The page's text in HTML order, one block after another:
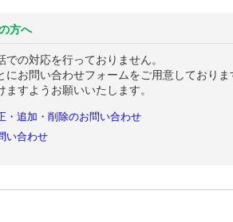
方へ
での対応を行っておりません。
にお問い合わせフォームをご用意しており
ますようお願いいたします。
・追加・削除のお問い合わせ
い合わせ